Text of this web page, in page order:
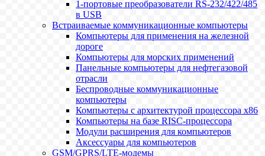
1-портовые преобразователи RS-232/422/485
в USB
Встраиваемые коммуникационные компьютеры
Компьютеры для применения на железной
дороге
Компьютеры для морских применений
Панельные компьютеры для нефтегазовой
отрасли
Беспроводные коммуникационные
компьютеры
Компьютеры с архитектурой процессора x86
Компьютеры на базе RISC-процессора
Модули расширения для компьютеров
Аксессуары для компьютеров
GSM/GPRS/LTE-модемы